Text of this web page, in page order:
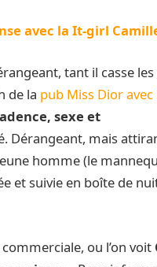
avec la It-girl
tant il casse les
de la pub Miss Dior
sexe et
Dérangeant, mais
homme (le
et suivie en boîte de
ou l’on voit